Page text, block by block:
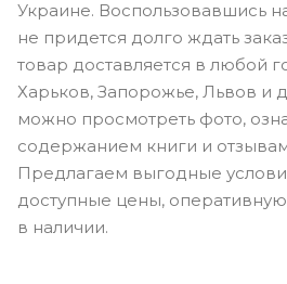
Украине. Воспользовавшись
не придется долго ждать
товар доставляется в любой
Харьков, Запорожье, Львов и
можно просмотреть фото,
содержанием книги и
Предлагаем выгодные
доступные цены,
в наличии.